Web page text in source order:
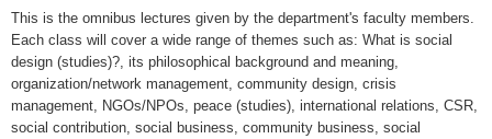
This is the omnibus lectures given by the department's faculty members.
Each class will cover a wide range of themes such as: What is social
design (studies)?, its philosophical background and meaning,
organization/network management, community design, crisis
management, NGOs/NPOs, peace (studies), international relations, CSR,
social contribution, social business, community business, social